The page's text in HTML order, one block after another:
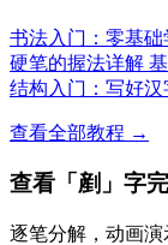
书法入门：零基
硬笔的握法详解
结构入门：写好汉
查看全部教程 →
查看「剷」字
逐笔分解，动画